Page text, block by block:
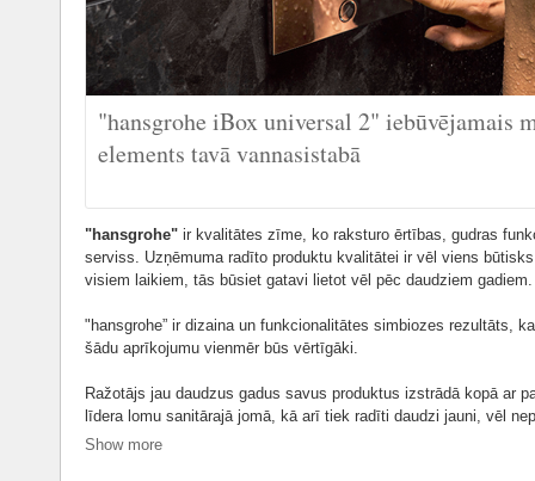
"hansgrohe iBox universal 2" iebūvējamais
elements tavā vannasistabā
"hansgrohe" ir kvalitātes zīme, ko raksturo ērtības, gudras
serviss. Uzņēmuma radīto produktu kvalitātei ir vēl viens
visiem laikiem, tās būsiet gatavi lietot vēl pēc daudziem gadiem.
"hansgrohe” ir dizaina un funkcionalitātes simbiozes rezultāts,
šādu aprīkojumu vienmēr būs vērtīgāki.
Ražotājs jau daudzus gadus savus produktus izstrādā kopā ar
līdera lomu sanitārajā jomā, kā arī tiek radīti daudzi jauni, vēl
tendences. Visi produkti tiek ražoti, apvienojot augstas
Show more